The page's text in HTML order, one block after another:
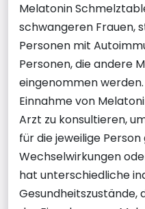
Melatonin
schwangeren Frauen,
Personen mit
Personen, die andere
eingenommen
Einnahme von
Arzt zu konsultieren,
für die jeweilige
Wechselwirkungen
hat unterschiedliche
Gesundheitszustände,